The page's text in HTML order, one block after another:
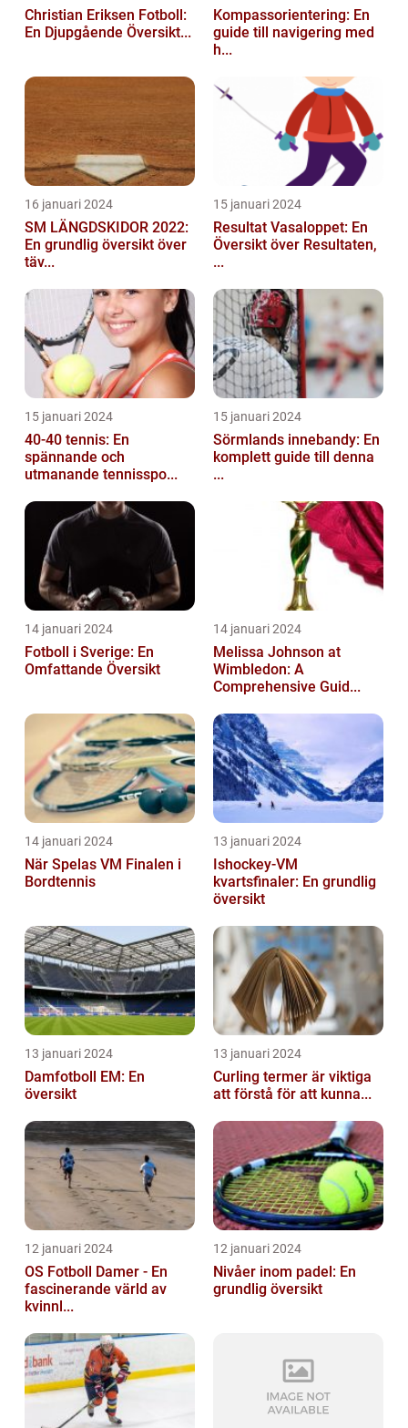
Christian Eriksen Fotboll:
En Djupgående Översikt...
Kompassorientering: En
guide till navigering med
h...
16 januari 2024
SM LÄNGDSKIDOR 2022:
En grundlig översikt över
täv...
15 januari 2024
Resultat Vasaloppet: En
Översikt över Resultaten,
...
15 januari 2024
40-40 tennis: En
spännande och
utmanande tennisspo...
15 januari 2024
Sörmlands innebandy: En
komplett guide till denna
...
14 januari 2024
Fotboll i Sverige: En
Omfattande Översikt
14 januari 2024
Melissa Johnson at
Wimbledon: A
Comprehensive Guid...
14 januari 2024
När Spelas VM Finalen i
Bordtennis
13 januari 2024
Ishockey-VM
kvartsfinaler: En grundlig
översikt
13 januari 2024
Damfotboll EM: En
översikt
13 januari 2024
Curling termer är viktiga
att förstå för att kunna...
12 januari 2024
OS Fotboll Damer - En
fascinerande värld av
kvinnl...
12 januari 2024
Nivåer inom padel: En
grundlig översikt